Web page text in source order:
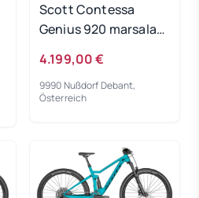
Scott Contessa
Genius 920 marsala
4.199,00 €
9990 Nußdorf Debant,
Österreich